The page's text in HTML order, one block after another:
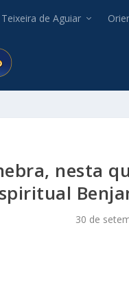
de Aguiar
nesta
30 de